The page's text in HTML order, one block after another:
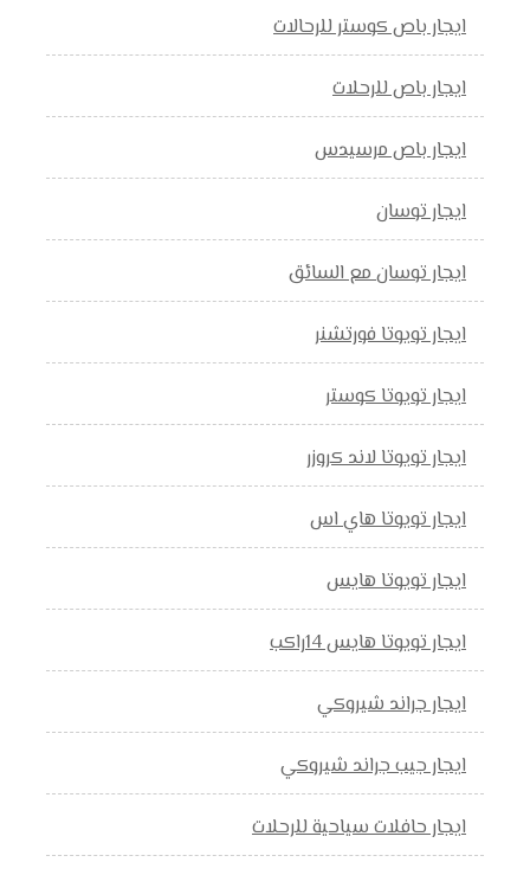
ايجار باص كوستر للرحالات
ايجار باص للرحلات
ايجار باص مرسيدس
ايجار توسان
ايجار توسان مع السائق
ايجار تويوتا فورتشنر
ايجار تويوتا كوستر
ايجار تويوتا لاند كروزر
ايجار تويوتا هاي اس
ايجار تويوتا هايس
ايجار تويوتا هايس 14راكب
ايجار جراند شيروكي
ايجار جيب جراند شيروكي
ايجار حافلات سياحية للرحلات